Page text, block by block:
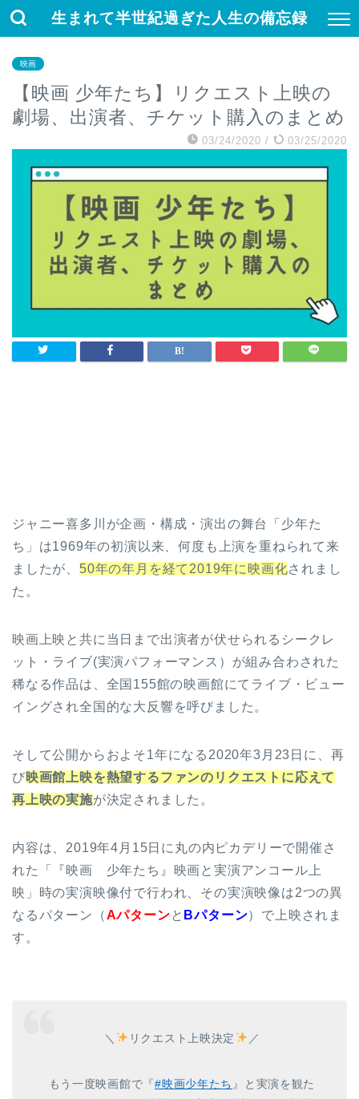
生まれて半世紀過ぎた人生の備忘録
映画
【映画 少年たち】リクエスト上映の
劇場、出演者、チケット購入のまとめ
03/24/2020 / 03/25/2020
ジャニー喜多川が企画・構成・演出の舞台「少年た
ち」は1969年の初演以来、何度も上演を重ねられて来
ましたが、 50年の年月を経て2019年に映画化されまし
た。
映画上映と共に当日まで出演者が伏せられるシークレ
ット・ライブ(実演パフォーマンス）が組み合わされた
稀なる作品は、全国155館の映画館にてライブ・ビュー
イングされ全国的な大反響を呼びました。
そして公開からおよそ1年になる2020年3月23日に、再
び映画館上映を熱望するファンのリクエストに応えて
再上映の実施が決定されました。
内容は、2019年4月15日に丸の内ピカデリーで開催さ
れた「『映画 少年たち』映画と実演アンコール上
映」時の実演映像付で行われ、その実演映像は2つの異
なるパターン（Aパターン と Bパターン）で上映されま
す。
＼ リクエスト上映決定 ／
もう一度映画館で『#映画少年たち 』と実演を観た